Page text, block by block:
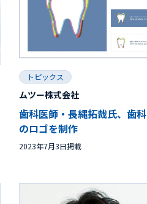
トピックス
ムツー株式会社
歯科医師・長縄拓哉氏、歯
のロゴを制作
2023年7月3日掲載